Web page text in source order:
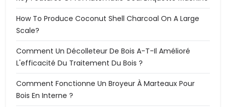
How To Produce Coconut Shell Charcoal On A Large
Scale?
Comment Un Décolleteur De Bois A-T-Il Amélioré
L'efficacité Du Traitement Du Bois ?
Comment Fonctionne Un Broyeur À Marteaux Pour
Bois En Interne ?